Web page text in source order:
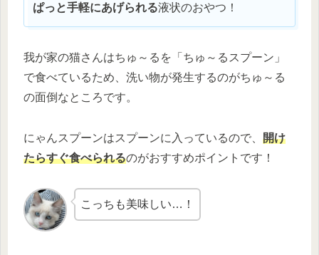
ぱっと手軽にあげられる液状のおやつ！
我が家の猫さんはちゅ～るを「ちゅ～るスプーン」
で食べているため、洗い物が発生するのがちゅ～る
の面倒なところです。
にゃんスプーンはスプーンに入っているので、 開け
たらすぐ食べられるのがおすすめポイントです！
こっちも美味しい…！